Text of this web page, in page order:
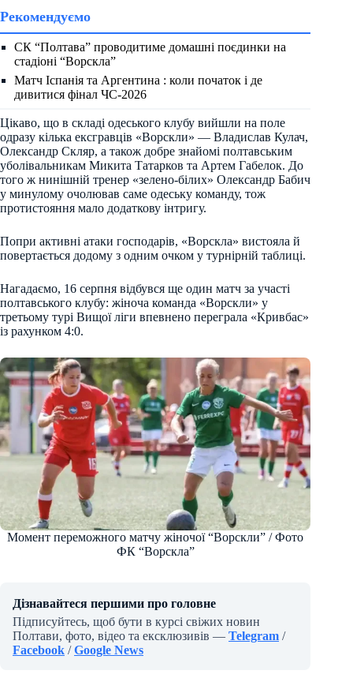
Рекомендуємо
СК “Полтава” проводитиме домашні поєдинки на
стадіоні “Ворскла”
Матч Іспанія та Аргентина : коли початок і де
дивитися фінал ЧС-2026
Цікаво, що в складі одеського клубу вийшли на поле
одразу кілька ексгравців «Ворскли» — Владислав Кулач,
Олександр Скляр, а також добре знайомі полтавським
уболівальникам Микита Татарков та Артем Габелок. До
того ж нинішній тренер «зелено-білих» Олександр Бабич
у минулому очолював саме одеську команду, тож
протистояння мало додаткову інтригу.
Попри активні атаки господарів, «Ворскла» вистояла й
повертається додому з одним очком у турнірній таблиці.
Нагадаємо, 16 серпня відбувся ще один матч за участі
полтавського клубу: жіноча команда «Ворскли» у
третьому турі Вищої ліги впевнено переграла «Кривбас»
із рахунком 4:0.
Момент переможного матчу жіночої “Ворскли” / Фото
ФК “Ворскла”
Дізнавайтеся першими про головне
Підписуйтесь, щоб бути в курсі свіжих новин
Полтави, фото, відео та ексклюзивів — Telegram /
Facebook /Google News